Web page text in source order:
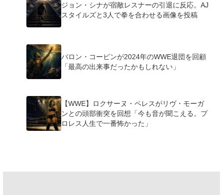
ジョン・シナが宿敵レスナーの引退に反応。AJ
スタイルズと3人で拳を合わせる画像を投稿
バロン・コービンが2024年のWWE退団を回顧
「最高の出来事だったかもしれない」
【WWE】ロクサーヌ・ペレスがリヴ・モーガ
ンとの頭部衝突を回想「今も音が聞こえる。プ
ロレス人生で一番怖かった」